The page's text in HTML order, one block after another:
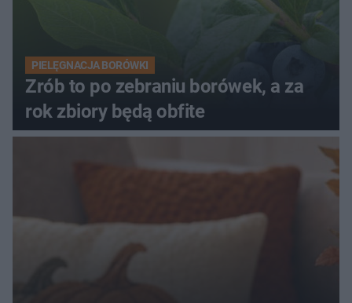
PIELĘGNACJA BORÓWKI
Zrób to po zebraniu borówek, a za
rok zbiory będą obfite